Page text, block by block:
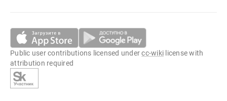
Public user contributions licensed undercc-wiki license with
attribution required